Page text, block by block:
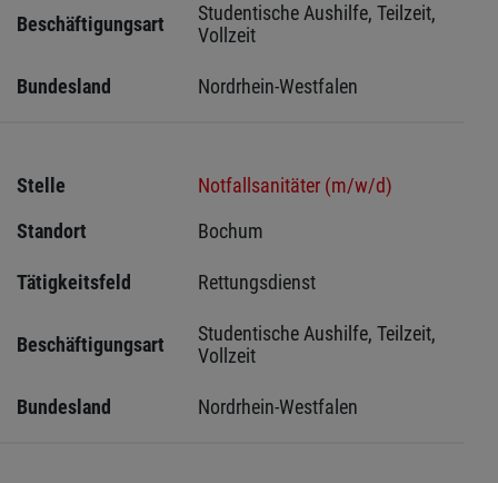
Beschäftigungsart
Studentische Aushilfe, Teilzeit,
Vollzeit
Bundesland Nordrhein-Westfalen
Stelle
Notfallsanitäter (m/w/d)
Standort
Bochum
Tätigkeitsfeld Rettungsdienst
Beschäftigungsart
Studentische Aushilfe, Teilzeit,
Vollzeit
Bundesland Nordrhein-Westfalen